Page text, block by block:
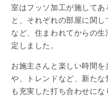
室はフッソ加工が施して
と、それぞれの部屋に関
など、住まわれてからの
定しました。
お施主さんと楽しい時間
や、トレンドなど、新た
も充実した打ち合わせにな